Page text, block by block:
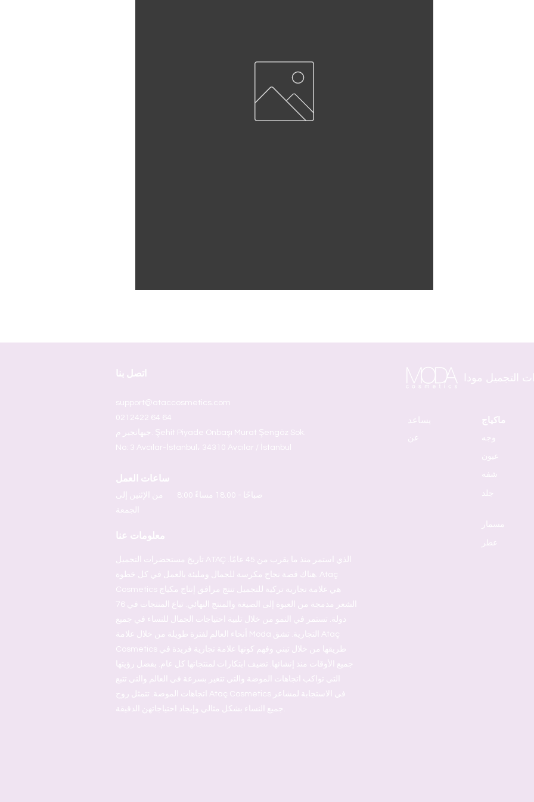
اتصل بنا التجميل مودا
support@ataccosmetics.com
0212422 64 64
جيهانجير م. Şehit Piyade Onbaşı Murat Şengöz Sok.
No: 3 Avcılar-İstanbul، 34310 Avcılar / İstanbul
ساعات العمل
من الإثنين إلى
الجمعة
8:00 صباحًا - 18.00 مساءً
يساعد
عن
ماكياج
وجه
عيون
شفه
جلد
مسمار
معلومات عنا
عطر
تاريخ مستحضرات التجميل ATAÇ الذي استمر منذ ما يقرب من 45 عامًا.
هناك قصة نجاح مكرسة للجمال ومليئة بالعمل في كل خطوة. Ataç
Cosmetics هي علامة تجارية تركية للتجميل تنتج مرافق إنتاج مكياج
الشعر مدمجة من العبوة إلى الصيغة والمنتج النهائي. تباع المنتجات في 76
دولة. تستمر في النمو من خلال تلبية احتياجات الجمال للنساء في جميع
أنحاء العالم لفترة طويلة من خلال علامة Moda التجارية. تشق Ataç
Cosmetics طريقها من خلال تبني وفهم كونها علامة تجارية فريدة في
جميع الأوقات منذ إنشائها. تضيف ابتكارات لمنتجاتها كل عام. بفضل رؤيتها
التي تواكب اتجاهات الموضة والتي تتغير بسرعة في العالم والتي تتبع
اتجاهات الموضة. تتمثل روح Ataç Cosmetics في الاستجابة لمشاعر
جميع النساء بشكل مثالي وإيجاد احتياجاتهن الدقيقة.